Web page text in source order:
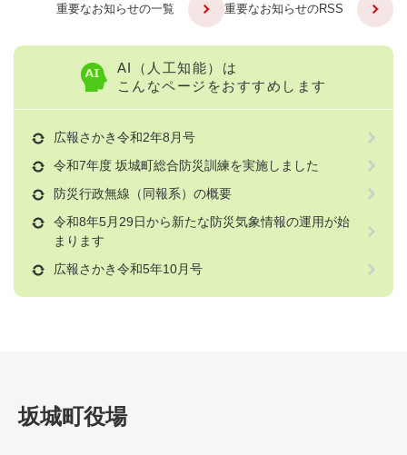
重要なお知らせの一覧 重要なお知らせのRSS
AI（人工知能）は
こんなページをおすすめします
広報さかき令和2年8月号
令和7年度 坂城町総合防災訓練を実施しました
防災行政無線（同報系）の概要
令和8年5月29日から新たな防災気象情報の運用が始
まります
広報さかき令和5年10月号
坂城町役場